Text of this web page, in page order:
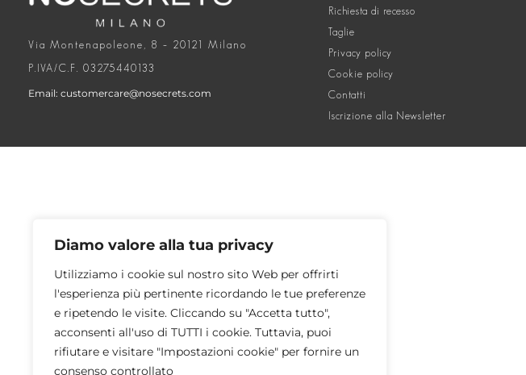
Diamo valore alla tua privacy
Utilizziamo i cookie sul nostro sito Web per offrirti
l'esperienza più pertinente ricordando le tue preferenze
e ripetendo le visite. Cliccando su "Accetta tutto",
acconsenti all'uso di TUTTI i cookie. Tuttavia, puoi
rifiutare e visitare "Impostazioni cookie" per fornire un
consenso controllato
Via Montenapoleone, 8 – 20121 Milano
P.IVA/C.F. 03275440133
Email: customercare@nosecrets.com
Richiesta di recesso
Taglie
Privacy policy
Cookie policy
Contatti
Iscrizione alla Newsletter